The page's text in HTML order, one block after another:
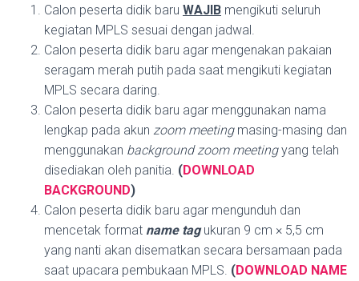
Calon peserta didik baru WAJIB mengikuti seluruh
kegiatan MPLS sesuai dengan jadwal.
Calon peserta didik baru agar mengenakan pakaian
seragam merah putih pada saat mengikuti kegiatan
MPLS secara daring.
Calon peserta didik baru agar menggunakan nama
lengkap pada akun zoom meetingmasing-masing dan
menggunakan background zoom meetingyang telah
disediakan oleh panitia. (DOWNLOAD
BACKGROUND)
Calon peserta didik baru agar mengunduh dan
mencetak format name tagukuran 9 cm × 5,5 cm
yang nanti akan disematkan secara bersamaan pada
saat upacara pembukaan MPLS. (DOWNLOAD NAME